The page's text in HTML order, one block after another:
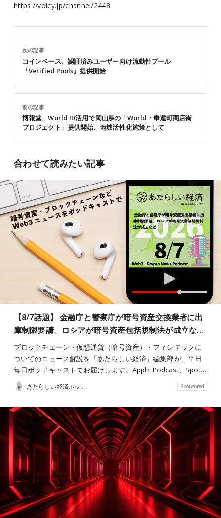
https://voicy.jp/channel/2448
前の記事
博報堂、World ID活用で岡山県の「World・奉還町商店街
プロジェクト」提供開始、地域活性化施策として
次の記事
コインベース、認証済みユーザー向け流動性プール
「Verified Pools」提供開始
合わせて読みたい記事
【8/7話題】 金融庁と警察庁が暗号資産交換業者に出
庫制限要請、ロシアが暗号資産包括規制法が成立な…
ブロックチェーン・仮想通貨（暗号資産）・フィンテックに
ついてのニュース解説を「あたらしい経済」編集部が、平日
毎日ポッドキャストでお届けします。Apple Podcast、Spot…
あたらしい経済ポッドキャスト Sponsored